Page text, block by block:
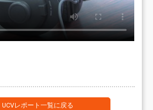
UCVレポート一覧に戻る